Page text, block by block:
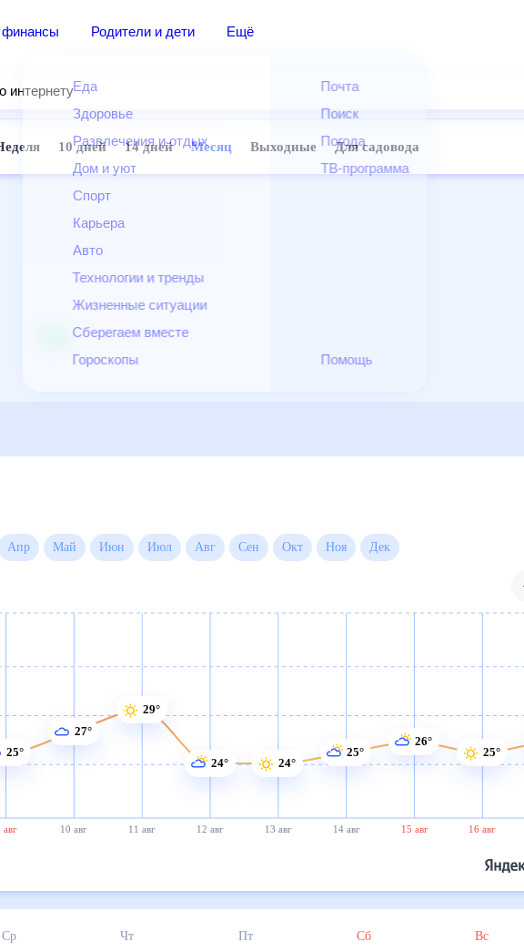
финансы Родители и дети Ещё
Еда
Здоровье
Развлечения и отдых
Дом и уют
Спорт
Карьера
Авто
Технологии и тренды
Жизненные ситуации
Сберегаем вместе
Гороскопы
Почта
Поиск
Погода
ТВ-программа
Помощь
интернету
Неделя 10 дней 14 дней Месяц Выходные Для садовода
Апр Май Июн Июл Авг Сен Окт Ноя
авг 10 авг 11 авг 12 авг 13 авг 14 авг 15 авг 16 авг
25°
27°
29°
24° 24°
25°
26°
25°
Ср Чт Пт Сб Вс